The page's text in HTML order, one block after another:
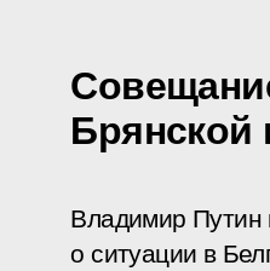
Брянской
Владимир Путин
о ситуации в